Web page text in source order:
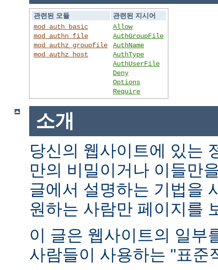
관련된 모듈
관련된 지시어
mod_auth_basic
mod_authn_file
mod_authz_groupfile
mod_authz_host
Allow
AuthGroupFile
AuthName
AuthType
AuthUserFile
Deny
Options
Require
소개
당신의 웹사이트에 있는
만의 비밀이거나 이들만
글에서 설명하는 기법을
원하는 사람만 페이지를
이 글은 웹사이트의 일부
사람들이 사용하는 "표준